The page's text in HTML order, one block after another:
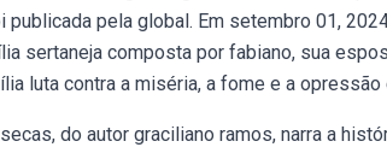
pela global. Em setembro 01,
sertaneja composta por fabiano, sua
luta contra a miséria, a fome e a
do autor graciliano ramos, narra a